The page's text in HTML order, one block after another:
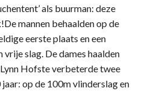
als buurman: deze
mannen behaalden op de
eerste plaats en een
slag. De dames haalden
Hofste verbeterde twee
op de 100m vlinderslag en